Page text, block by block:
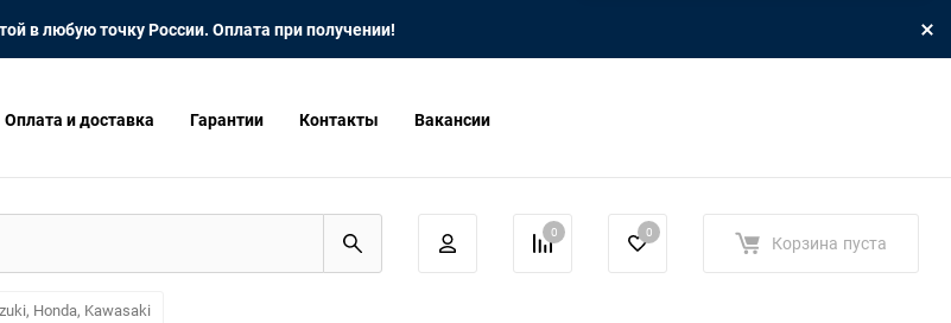
в любую точку России. Оплата при получении!
Оплата и доставка Гарантии Контакты Вакансии
0 0 Корзина пуста
Honda, Kawasaki